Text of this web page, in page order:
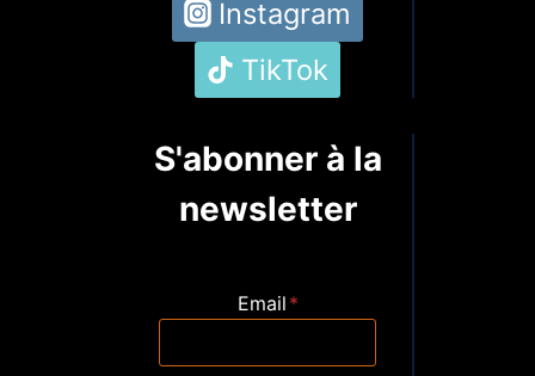
Instagram
TikTok
S'abonner à la
newsletter
Email *